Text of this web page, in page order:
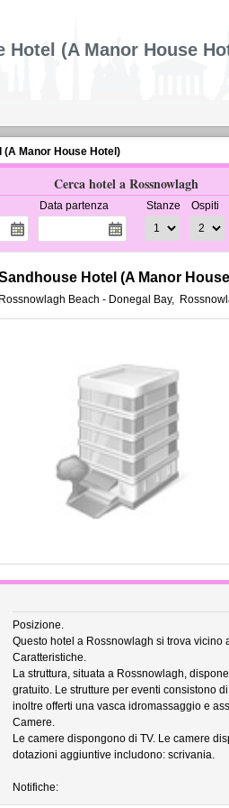
Hotel (A Manor House
(A Manor House Hotel)
Cerca hotel a Rossnowlagh
Data partenza Stanze Ospiti
Hotel (A Manor
Rossnowlagh Beach - Donegal Bay,
Posizione.
Questo hotel a Rossnowlagh si trova
Caratteristiche.
La struttura, situata a Rossnowlagh,
gratuito. Le strutture per eventi consistono
inoltre offerti una vasca idromassaggio e
Camere.
Le camere dispongono di TV. Le camere
dotazioni aggiuntive includono: scrivania.
Notifiche: